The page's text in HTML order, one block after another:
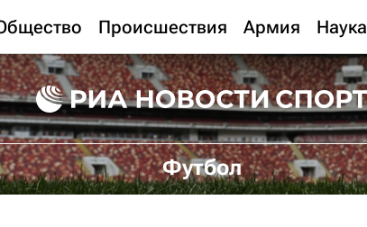
Происшествия Армия Наука
Футбол